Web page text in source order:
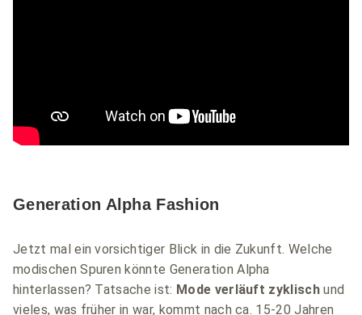
Generation Alpha Fashion
Jetzt mal ein vorsichtiger Blick in die Zukunft. Welche
modischen Spuren könnte Generation Alpha
hinterlassen? Tatsache ist: Mode verläuft zyklisch und
vieles, was früher in war, kommt nach ca. 15-20 Jahren